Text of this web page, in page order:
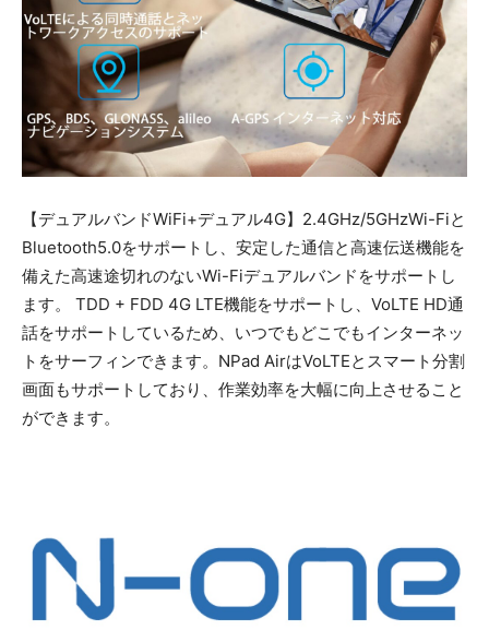
【デュアルバンドWiFi+デュアル4G】2.4GHz/5GHzWi-Fiと
Bluetooth5.0をサポートし、安定した通信と高速伝送機能を
備えた高速途切れのないWi-Fiデュアルバンドをサポートし
ます。 TDD + FDD 4G LTE機能をサポートし、VoLTE HD通
話をサポートしているため、いつでもどこでもインターネッ
トをサーフィンできます。NPad AirはVoLTEとスマート分割
画面もサポートしており、作業効率を大幅に向上させること
ができます。